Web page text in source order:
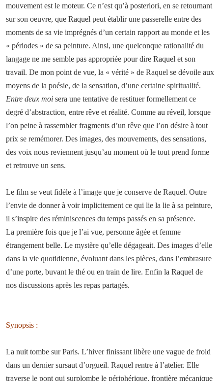
mouvement est le moteur. Ce n’est qu’à posteriori, en se retournant
sur son oeuvre, que Raquel peut établir une passerelle entre des
moments de sa vie imprégnés d’un certain rapport au monde et les
« périodes » de sa peinture. Ainsi, une quelconque rationalité du
langage ne me semble pas appropriée pour dire Raquel et son
travail. De mon point de vue, la « vérité » de Raquel se dévoile aux
moyens de la poésie, de la sensation, d’une certaine spiritualité.
Entre deux moi sera une tentative de restituer formellement ce
degré d’abstraction, entre rêve et réalité. Comme au réveil, lorsque
l’on peine à rassembler fragments d’un rêve que l’on désire à tout
prix se remémorer. Des images, des mouvements, des sensations,
des voix nous reviennent jusqu’au moment où le tout prend forme
et retrouve un sens.
Le film se veut fidèle à l’image que je conserve de Raquel. Outre
l’envie de donner à voir implicitement ce qui lie la lie à sa peinture,
il s’inspire des réminiscences du temps passés en sa présence.
La première fois que je l’ai vue, personne âgée et femme
étrangement belle. Le mystère qu’elle dégageait. Des images d’elle
dans la vie quotidienne, évoluant dans les pièces, dans l’embrasure
d’une porte, buvant le thé ou en train de lire. Enfin la Raquel de
nos discussions après les repas partagés.
Synopsis :
La nuit tombe sur Paris. L’hiver finissant libère une vague de froid
dans un dernier sursaut d’orgueil. Raquel rentre à l’atelier. Elle
traverse le pont qui surplombe le périphérique, frontière mécanique